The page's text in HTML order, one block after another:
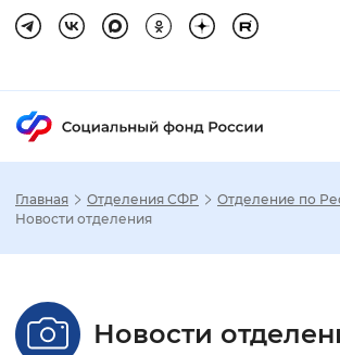
Размер
Главная Отделения СФР
Отделение по
Новости отделения
Новости